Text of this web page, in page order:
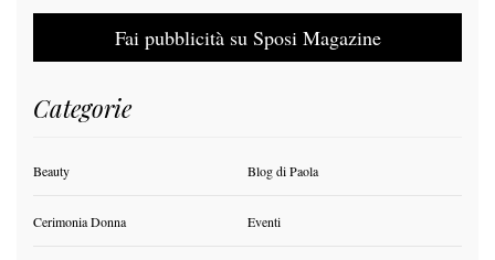
Fai pubblicità su Sposi Magazine
Categorie
Beauty Blog di Paola
Cerimonia Donna Eventi